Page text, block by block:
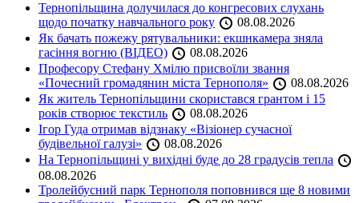
Тернопільщина долучилася до конгресових слухань
щодо початку навчального року
08.08.2026
Як бачать пожежу рятувальники: екшнкамера зняла
гасіння вогню (ВІДЕО)
08.08.2026
Професору Стефану Хмілю присвоїли звання
«Почесний громадянин міста Тернополя»
08.08.2026
Як житель Тернопільщини скористався грантом і 15
років створює текстиль
08.08.2026
Ігор Гуда отримав відзнаку «Візіонер сучасної
будівельної галузі»
08.08.2026
На Тернопільщині у вихідні буде до 28 градусів тепла
08.08.2026
Тролейбусний парк Тернополя поповнився ще 8 новими